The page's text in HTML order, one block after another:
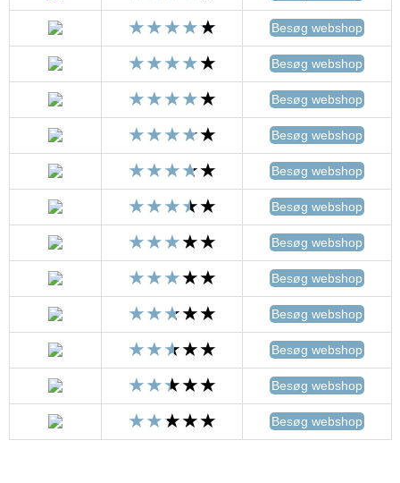
Besøg webshop
Besøg webshop
Besøg webshop
Besøg webshop
Besøg webshop
Besøg webshop
Besøg webshop
Besøg webshop
Besøg webshop
Besøg webshop
Besøg webshop
Besøg webshop